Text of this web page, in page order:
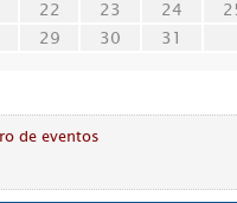
22 23 24
29 30 31
de eventos